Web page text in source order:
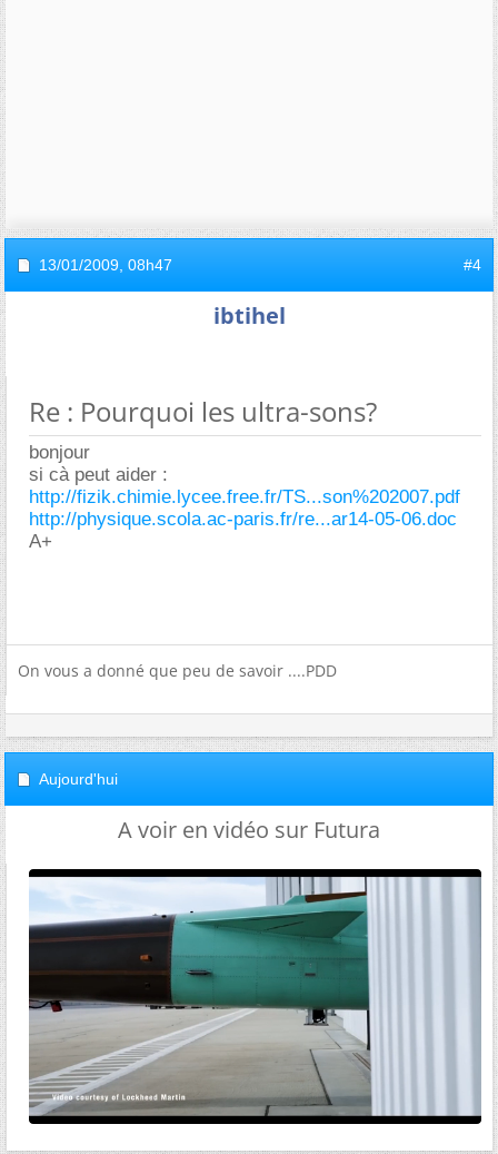
13/01/2009, 08h47 #4
ibtihel
Re : Pourquoi les ultra-sons?
bonjour
si cà peut aider :
http://fizik.chimie.lycee.free.fr/TS...son%202007.pdf
http://physique.scola.ac-paris.fr/re...ar14-05-06.doc
A+
On vous a donné que peu de savoir ....PDD
Aujourd'hui
A voir en vidéo sur Futura